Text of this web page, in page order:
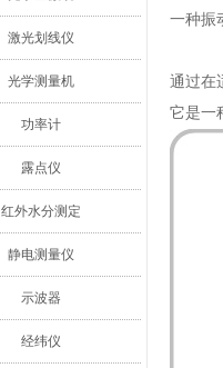
激光划线仪
光学测量机
功率计
露点仪
红外水分测定
静电测量仪
示波器
经纬仪
一种振
通过在
它是一